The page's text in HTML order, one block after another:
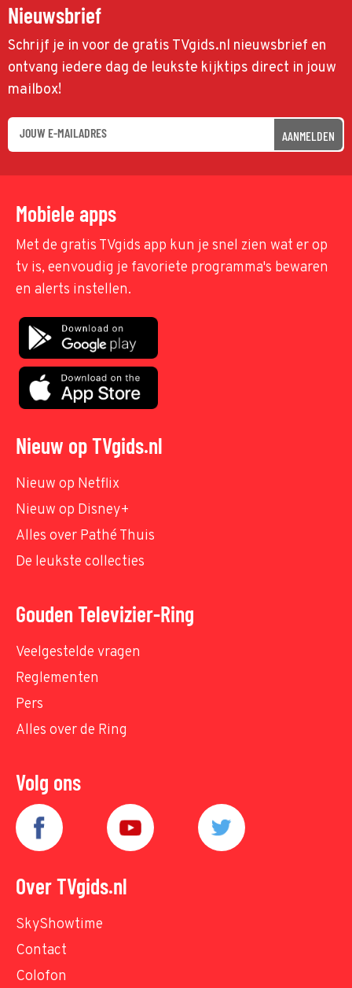
Nieuwsbrief
Schrijf je in voor de gratis TVgids.nl nieuwsbrief en
ontvang iedere dag de leukste kijktips direct in jouw
mailbox!
AANMELDEN
Mobiele apps
Met de gratis TVgids app kun je snel zien wat er op
tv is, eenvoudig je favoriete programma's bewaren
en alerts instellen.
Nieuw op TVgids.nl
Nieuw op Netflix
Nieuw op Disney+
Alles over Pathé Thuis
De leukste collecties
Gouden Televizier-Ring
Veelgestelde vragen
Reglementen
Pers
Alles over de Ring
Volg ons
Over TVgids.nl
SkyShowtime
Contact
Colofon